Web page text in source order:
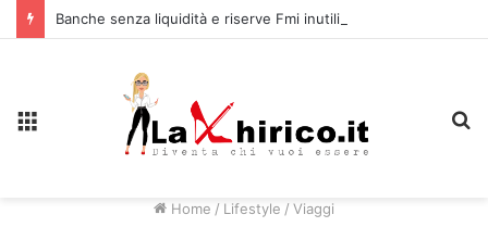
Home / Lifestyle /Viaggi